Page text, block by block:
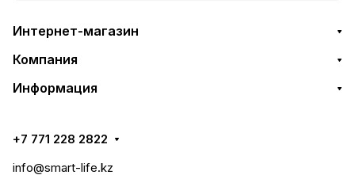
Интернет-магазин
Компания
Информация
+7 771 228 2822
info@smart-life.kz